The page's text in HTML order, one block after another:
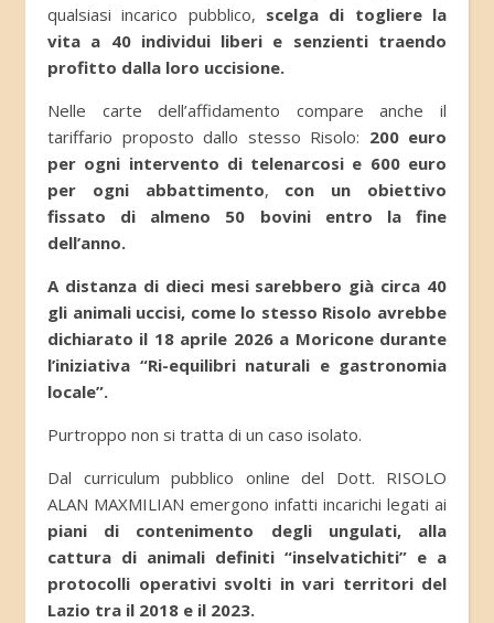
qualsiasi incarico pubblico, scelga di togliere la
vita a 40 individui liberi e senzienti traendo
profitto dalla loro uccisione.
Nelle carte dell’affidamento compare anche il
tariffario proposto dallo stesso Risolo: 200 euro
per ogni intervento di telenarcosi e 600 euro
per ogni abbattimento, con un obiettivo
fissato di almeno 50 bovini entro la fine
dell’anno.
A distanza di dieci mesi sarebbero già circa 40
gli animali uccisi, come lo stesso Risolo avrebbe
dichiarato il 18 aprile 2026 a Moricone durante
l’iniziativa “Ri-equilibri naturali e gastronomia
locale”.
Purtroppo non si tratta di un caso isolato.
Dal curriculum pubblico online del Dott. RISOLO
ALAN MAXMILIAN emergono infatti incarichi legati ai
piani di contenimento degli ungulati, alla
cattura di animali definiti “inselvatichiti” e a
protocolli operativi svolti in vari territori del
Lazio tra il 2018 e il 2023.